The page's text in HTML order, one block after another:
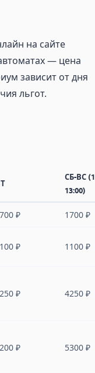
на сайте
— цена
зависит от дня
льгот.
СБ-ВС
13:00)
₽ 1700 ₽
₽ 1100 ₽
₽ 4250 ₽
₽ 5300 ₽